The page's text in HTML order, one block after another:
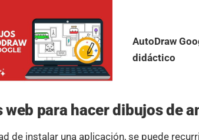
AutoDraw
didáctico
web para hacer dibujos de
de instalar una aplicación, se puede